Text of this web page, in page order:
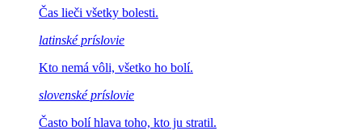
Čas lieči všetky bolesti.
latinské príslovie
Kto nemá vôli, všetko ho bolí.
slovenské príslovie
Často bolí hlava toho, kto ju stratil.